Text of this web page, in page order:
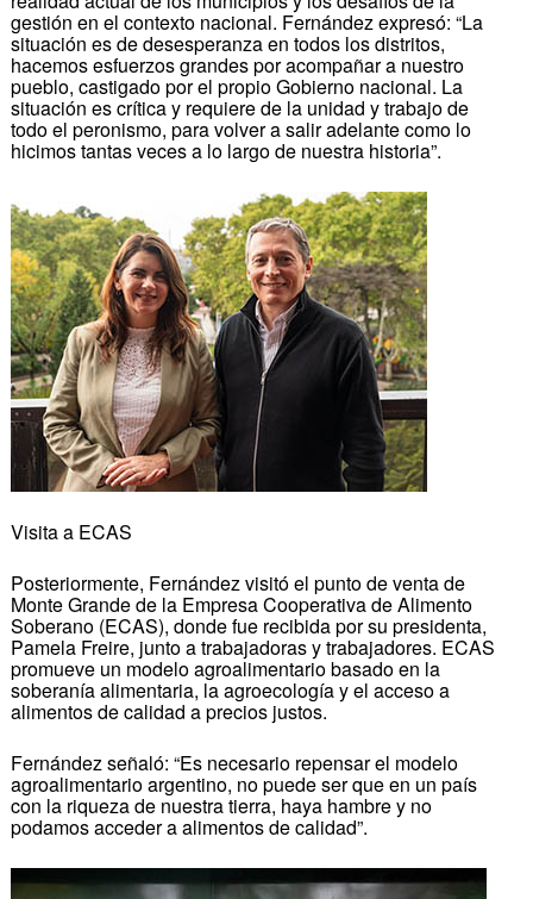
gestión en el contexto nacional. Fernández expresó: “La
situación es de desesperanza en todos los distritos,
hacemos esfuerzos grandes por acompañar a nuestro
pueblo, castigado por el propio Gobierno nacional. La
situación es crítica y requiere de la unidad y trabajo de
todo el peronismo, para volver a salir adelante como lo
hicimos tantas veces a lo largo de nuestra historia”.
Visita a ECAS
Posteriormente, Fernández visitó el punto de venta de
Monte Grande de la Empresa Cooperativa de Alimento
Soberano (ECAS), donde fue recibida por su presidenta,
Pamela Freire, junto a trabajadoras y trabajadores. ECAS
promueve un modelo agroalimentario basado en la
soberanía alimentaria, la agroecología y el acceso a
alimentos de calidad a precios justos.
Fernández señaló: “Es necesario repensar el modelo
agroalimentario argentino, no puede ser que en un país
con la riqueza de nuestra tierra, haya hambre y no
podamos acceder a alimentos de calidad”.